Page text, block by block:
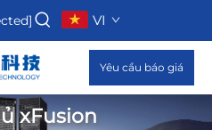
VI
Yêu cầu báo giá
xFusion